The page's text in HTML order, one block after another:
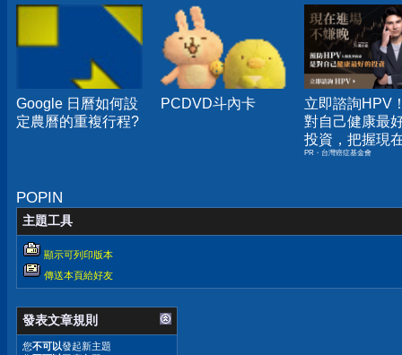
Google 日曆如何設
定農曆的重複行程?
PCDVD斗內卡
立即諮詢HPV
對自己健康最
投資，把握現
嫌晚！
PR・台灣癌症基金會
POPIN
主題工具
顯示可列印版本
傳送本頁給好友
發表文章規則
您不可以發起新主題